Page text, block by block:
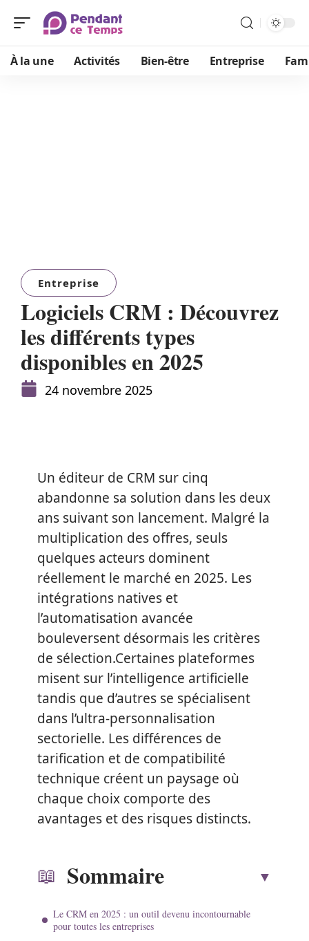
À la une Activités Bien-être Entreprise
Entreprise
Logiciels CRM : Découvrez
les différents types
disponibles en 2025
24 novembre 2025
Un éditeur de CRM sur cinq
abandonne sa solution dans les deux
ans suivant son lancement. Malgré la
multiplication des offres, seuls
quelques acteurs dominent
réellement le marché en 2025. Les
intégrations natives et
l’automatisation avancée
bouleversent désormais les critères
de sélection.Certaines plateformes
misent sur l’intelligence artificielle
tandis que d’autres se spécialisent
dans l’ultra-personnalisation
sectorielle. Les différences de
tarification et de compatibilité
technique créent un paysage où
chaque choix comporte des
avantages et des risques distincts.
Sommaire
Le CRM en 2025 : un outil devenu incontournable
pour toutes les entreprises